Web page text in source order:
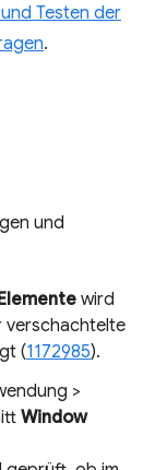
Testen der
.
und
wird
verschachtelte
(1172985).
>
Window